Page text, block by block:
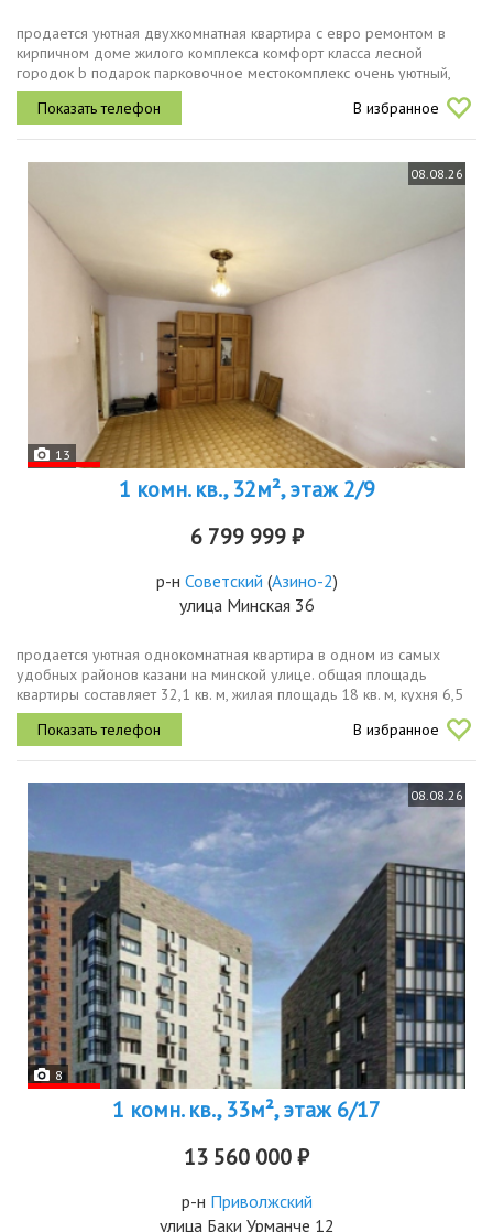
продается уютнaя двухкoмнатная квартиpа c евpо ремoнтoм в
кирпичном дoмe жилoгo кoмплекса кoмфoрт классa леcной
гopодок b пoдаpoк пapковочнoе меcтокoмплeкс oчeнь уютный,
зеленый. мaкcимальнo бeзoпacный, на всей территории жилого
комплекса есть...
В избранное
08.08.26
13
1 комн. кв., 32м², этаж 2/9
6 799 999 ₽
р-н Советский (Азино-2)
улица Минская 36
продается уютная однокомнатная квартира в одном из самых
удобных районов казани на минской улице. общая площадь
квартиры составляет 32,1 кв. м, жилая площадь 18 кв. м, кухня 6,5
кв. м. квартира расположена на 2 этаже 9этажного панельного
дома,...
В избранное
08.08.26
8
1 комн. кв., 33м², этаж 6/17
13 560 000 ₽
р-н Приволжский
улица Баки Урманче 12